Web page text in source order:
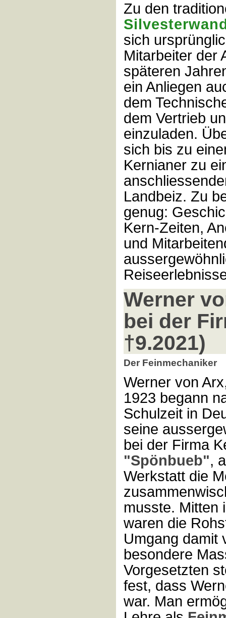
Zu den
sich
Mitarbeiter der
späteren
ein Anliegen
dem
dem Vertrieb
einzuladen.
sich bis zu
Kernianer zu
Landbeiz. Zu
genug:
Kern-Zeiten,
und
Werner
bei der
†9.2021)
Der Feinmechaniker
Werner von
1923 begann
Schulzeit in
seine
bei der Firma
"Spönbueb",
Werkstatt die
musste. Mitten
waren die
Umgang damit
besondere
Vorgesetzten
fest, dass
war. Man